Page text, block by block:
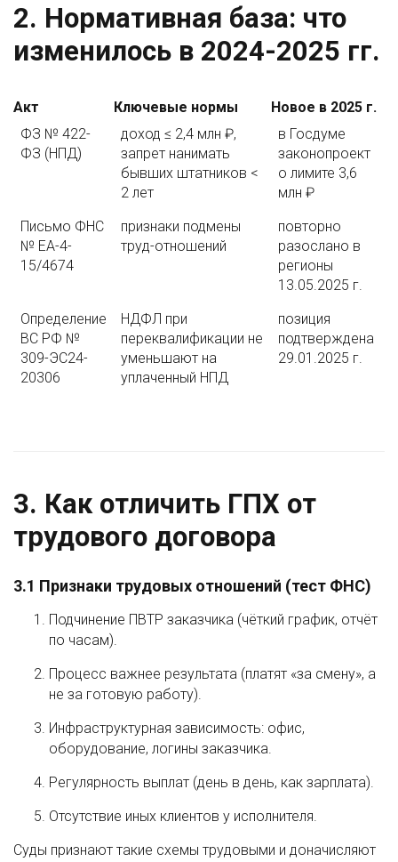
2. Нормативная база: что
изменилось в 2024-2025 гг.
Акт Ключевые нормы
Новое в 2025 г.
ФЗ № 422-
ФЗ (НПД)
доход ≤ 2,4 млн ₽,
запрет нанимать
бывших штатников <
2 лет
в Госдуме
законопроект
о лимите 3,6
млн ₽
Письмо ФНС
№ ЕА-4-
15/4674
признаки подмены
труд-отношений
повторно
разослано в
регионы
13.05.2025 г.
Определение
ВС РФ №
309-ЭС24-
20306
НДФЛ при
переквалификации не
уменьшают на
уплаченный НПД
позиция
подтверждена
29.01.2025 г.
3. Как отличить ГПХ от
трудового договора
3.1 Признаки трудовых отношений (тест ФНС)
Подчинение ПВТР заказчика (чёткий график, отчёт
по часам).
Процесс важнее результата (платят «за смену», а
не за готовую работу).
Инфраструктурная зависимость: офис,
оборудование, логины заказчика.
Регулярность выплат (день в день, как зарплата).
Отсутствие иных клиентов у исполнителя.
Суды признают такие схемы трудовыми и доначисляют